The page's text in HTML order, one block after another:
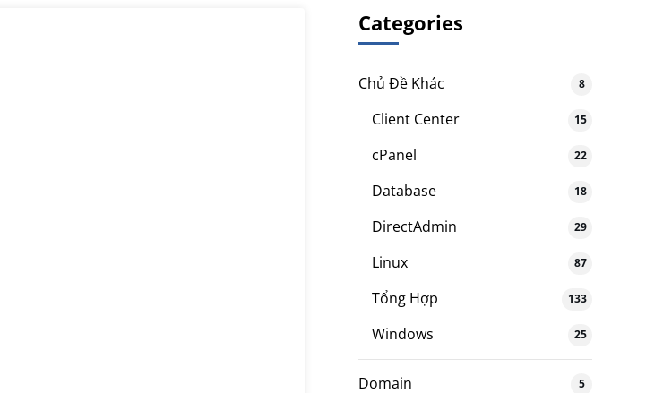
Categories
Chủ Đề Khác 8
Client Center 15
cPanel 22
Database 18
DirectAdmin 29
Linux 87
Tổng Hợp 133
Windows 25
Domain 5